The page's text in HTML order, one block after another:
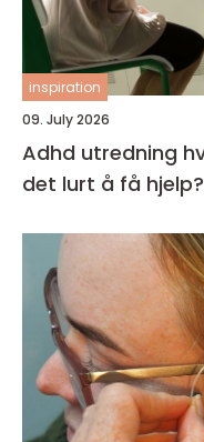
inspiration
09. July 2026
Adhd utredning hva innebærer det, og når er
det lurt å få hjelp?